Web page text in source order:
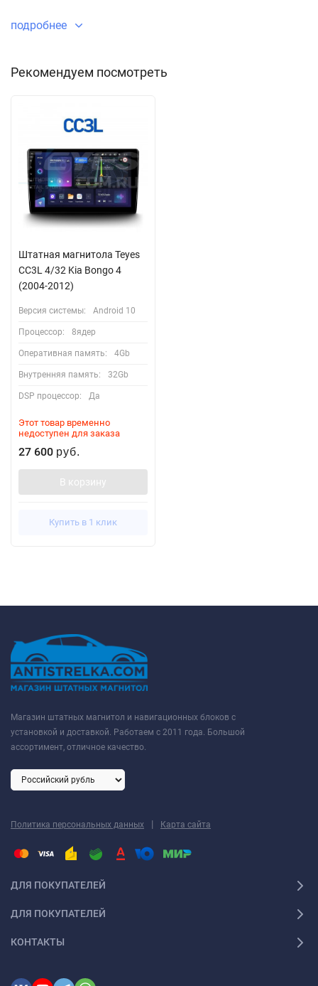
подробнее
Рекомендуем посмотреть
Штатная магнитола Teyes
CC3L 4/32 Kia Bongo 4
(2004-2012)
Версия системы: Android 10
Процессор: 8ядер
Оперативная память: 4Gb
Внутренняя память: 32Gb
DSP процессор: Да
Этот товар временно
недоступен для заказа
27 600 руб.
В корзину
Купить в 1 клик
Магазин штатных магнитол и навигационных блоков с
установкой и доставкой. Работаем с 2011 года. Большой
ассортимент, отличное качество.
Политика персональных данных | Карта сайта
ДЛЯ ПОКУПАТЕЛЕЙ
ДЛЯ ПОКУПАТЕЛЕЙ
КОНТАКТЫ